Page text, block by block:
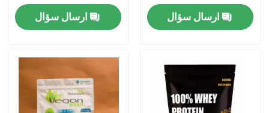
همه موارد
کیسه های بسته بندی مواد غذایی
کیسه های بسته بندی قهوه
ارسال سؤال
ارسال سؤال